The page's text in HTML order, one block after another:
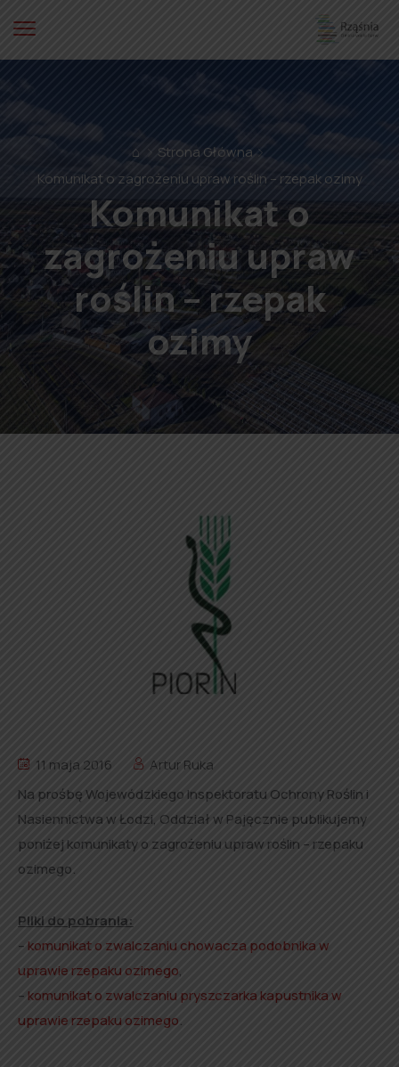
⌂
Strona Główna
Komunikat o zagrożeniu upraw roślin – rzepak ozimy
Komunikat o
zagrożeniu upraw
roślin – rzepak
ozimy
11 maja 2016
Artur Ruka
Na prośbę Wojewódzkiego Inspektoratu Ochrony Roślin i
Nasiennictwa w Łodzi, Oddział w Pajęcznie publikujemy
poniżej komunikaty o zagrożeniu upraw roślin – rzepaku
ozimego.
Pliki do pobrania:
–komunikat o zwalczaniu chowacza podobnika w
uprawie rzepaku ozimego,
– komunikat o zwalczaniu pryszczarka kapustnika w
uprawie rzepaku ozimego.